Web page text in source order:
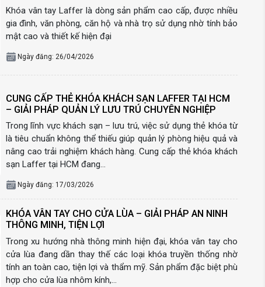
Khóa vân tay Laffer là dòng sản phẩm cao cấp, được nhiều
gia đình, văn phòng, căn hộ và nhà trọ sử dụng nhờ tính bảo
mật cao và thiết kế hiện đại
Ngày đăng: 26/04/2026
CUNG CẤP THẺ KHÓA KHÁCH SẠN LAFFER TẠI HCM
– GIẢI PHÁP QUẢN LÝ LƯU TRÚ CHUYÊN NGHIỆP
Trong lĩnh vực khách sạn – lưu trú, việc sử dụng thẻ khóa từ
là tiêu chuẩn không thể thiếu giúp quản lý phòng hiệu quả và
nâng cao trải nghiệm khách hàng. Cung cấp thẻ khóa khách
sạn Laffer tại HCM đang…
Ngày đăng: 17/03/2026
KHÓA VÂN TAY CHO CỬA LÙA – GIẢI PHÁP AN NINH
THÔNG MINH, TIỆN LỢI
Trong xu hướng nhà thông minh hiện đại, khóa vân tay cho
cửa lùa đang dần thay thế các loại khóa truyền thống nhờ
tính an toàn cao, tiện lợi và thẩm mỹ. Sản phẩm đặc biệt phù
hợp cho cửa lùa nhôm kính,…